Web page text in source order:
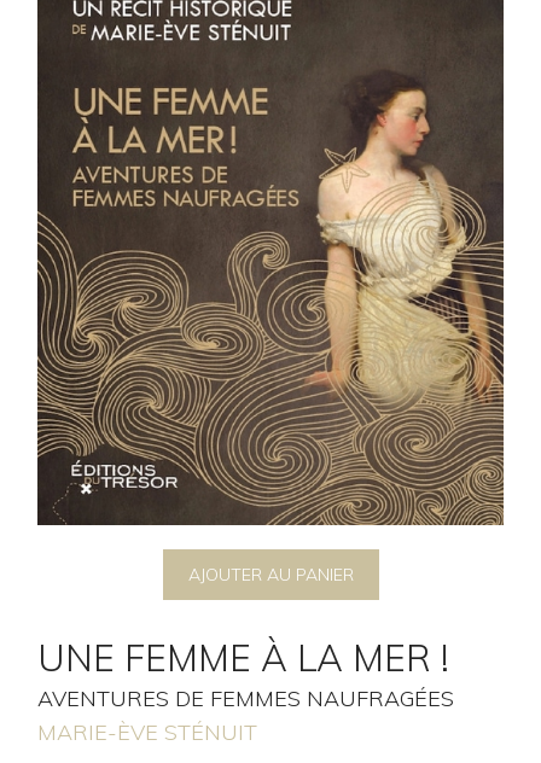
AJOUTER AU PANIER
UNE FEMME À LA MER !
AVENTURES DE FEMMES NAUFRAGÉES
MARIE-ÈVE STÉNUIT